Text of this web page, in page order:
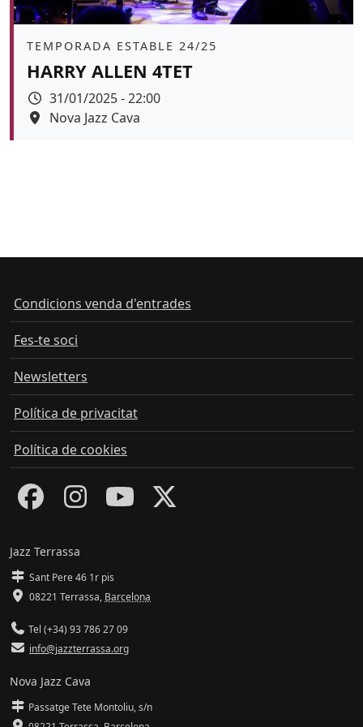
Àmbit
TEMPORADA ESTABLE 24/25
HARRY ALLEN 4TET
Data
31/01/2025 - 22:00
Espai
Nova Jazz Cava
Condicions venda d'entrades
Fes-te soci
Newsletters
Política de privacitat
Política de cookies
Jazz Terrassa
Sant Pere 46 1r pis
08221 Terrassa, Barcelona
Tel (+34) 93 786 27 09
info@jazzterrassa.org
Nova Jazz Cava
Passatge Tete Montoliu, s/n